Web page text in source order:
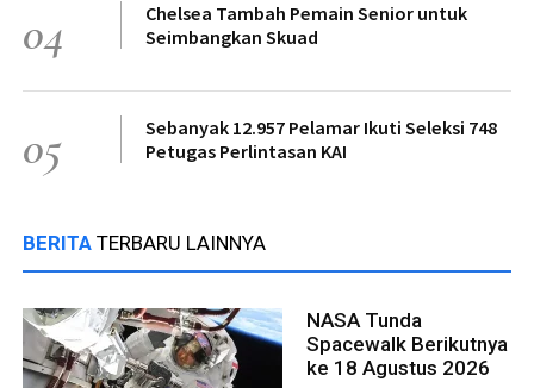
04
Chelsea Tambah Pemain Senior untuk
Seimbangkan Skuad
05
Sebanyak 12.957 Pelamar Ikuti Seleksi 748
Petugas Perlintasan KAI
BERITA TERBARU LAINNYA
NASA Tunda
Spacewalk Berikutnya
ke 18 Agustus 2026